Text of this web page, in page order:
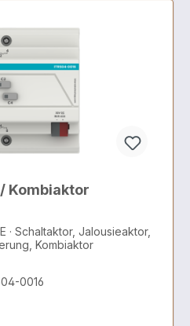
4 Kanal KNX Aktor / Kombiaktor
· Schaltaktor, Jalousieaktor,
Kombiaktor
0016